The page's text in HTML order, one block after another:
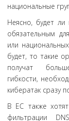
национальные
Неясно, будет ли
обязательным
или
будет, то такие
получат
гибкости,
кибератак сразу
В ЕС также
фильтрации